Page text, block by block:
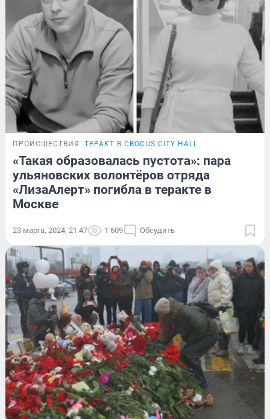
ПРОИСШЕСТВИЯ ТЕРАКТ В CROCUS CITY HALL
«Такая образовалась пустота»: пара
ульяновских волонтёров отряда
«ЛизаАлерт» погибла в теракте в
Москве
23 марта, 2024, 21:47 1 609 Обсудить